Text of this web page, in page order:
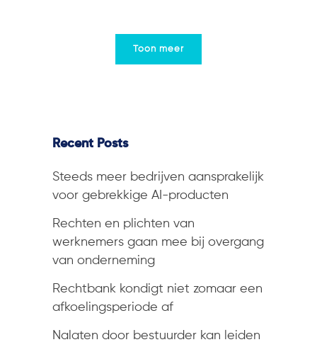
Toon meer
Recent Posts
Steeds meer bedrijven aansprakelijk
voor gebrekkige AI-producten
Rechten en plichten van
werknemers gaan mee bij overgang
van onderneming
Rechtbank kondigt niet zomaar een
afkoelingsperiode af
Nalaten door bestuurder kan leiden